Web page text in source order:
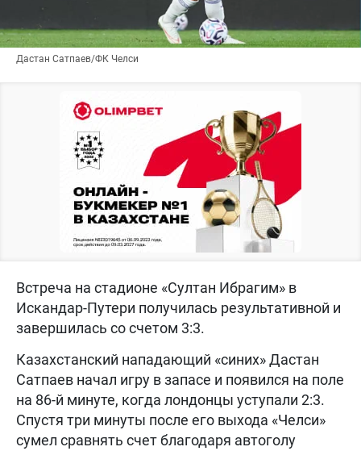
Дастан Сатпаев/ФК Челси
Встреча на стадионе «Султан Ибрагим» в
Искандар-Путери получилась результативной и
завершилась со счетом 3:3.
Казахстанский нападающий «синих» Дастан
Сатпаев начал игру в запасе и появился на поле
на 86-й минуте, когда лондонцы уступали 2:3.
Спустя три минуты после его выхода «Челси»
сумел сравнять счет благодаря автоголу